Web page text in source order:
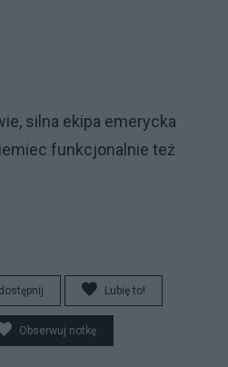
silna ekipa emerycka
funkcjonalnie też
Lubię to!
Obserwuj notkę